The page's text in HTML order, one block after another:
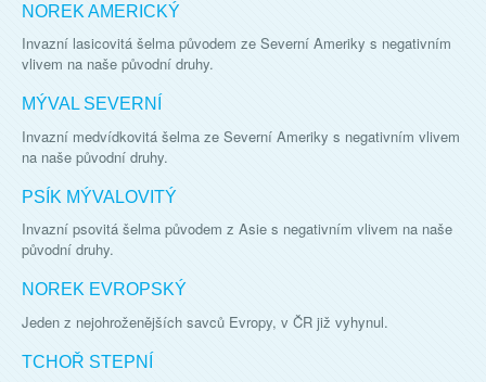
NOREK AMERICKÝ
Invazní lasicovitá šelma původem ze Severní Ameriky s negativním
vlivem na naše původní druhy.
MÝVAL SEVERNÍ
Invazní medvídkovitá šelma ze Severní Ameriky s negativním vlivem
na naše původní druhy.
PSÍK MÝVALOVITÝ
Invazní psovitá šelma původem z Asie s negativním vlivem na naše
původní druhy.
NOREK EVROPSKÝ
Jeden z nejohroženějších savců Evropy, v ČR již vyhynul.
TCHOŘ STEPNÍ